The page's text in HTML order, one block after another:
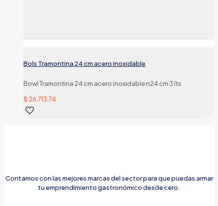
Bols Tramontina 24 cm acero inoxidable
Bowl Tramontina 24 cm acero inoxidable n24 cm 3 lts
$ 26.713,74
Contamos con las mejores marcas del sector para que puedas armar
tu emprendimiento gastronómico desde cero.